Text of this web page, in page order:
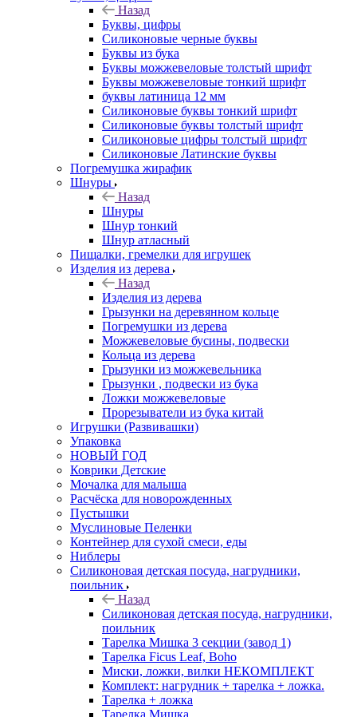
Назад
Буквы, цифры
Силиконовые черные буквы
Буквы из бука
Буквы можжевеловые толстый шрифт
Буквы можжевеловые тонкий шрифт
буквы латиница 12 мм
Силиконовые буквы тонкий шрифт
Силиконовые буквы толстый шрифт
Силиконовые цифры толстый шрифт
Силиконовые Латинские буквы
Погремушка жирафик
Шнуры
Назад
Шнуры
Шнур тонкий
Шнур атласный
Пищалки, гремелки для игрушек
Изделия из дерева
Назад
Изделия из дерева
Грызунки на деревянном кольце
Погремушки из дерева
Можжевеловые бусины, подвески
Кольца из дерева
Грызунки из можжевельника
Грызунки , подвески из бука
Ложки можжевеловые
Прорезыватели из бука китай
Игрушки (Развивашки)
Упаковка
НОВЫЙ ГОД
Коврики Детские
Мочалка для малыша
Расчёска для новорожденных
Пустышки
Муслиновые Пеленки
Контейнер для сухой смеси, еды
Ниблеры
Силиконовая детская посуда, нагрудники,
поильник
Назад
Силиконовая детская посуда, нагрудники,
поильник
Тарелка Мишка 3 секции (завод 1)
Тарелка Ficus Leaf, Boho
Миски, ложки, вилки НЕКОМПЛЕКТ
Комплект: нагрудник + тарелка + ложка.
Тарелка + ложка
Тарелка Мишка